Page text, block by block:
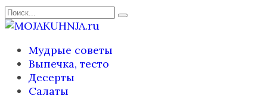
Перейти
к
Search
for:
Мудрые советы
Выпечка, тесто
Десерты
Салаты